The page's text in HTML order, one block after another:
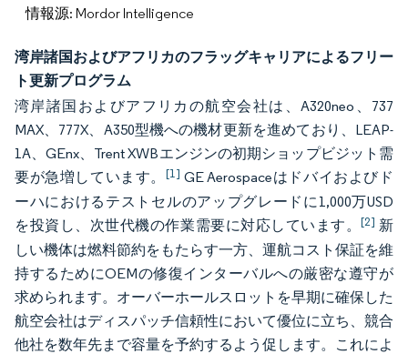
情報源: Mordor Intelligence
湾岸諸国およびアフリカのフラッグキャリアによるフリー
ト更新プログラム
湾岸諸国およびアフリカの航空会社は、A320neo、737
MAX、777X、A350型機への機材更新を進めており、LEAP-
1A、GEnx、Trent XWBエンジンの初期ショップビジット需
要が急増しています。 [1] GE Aerospaceはドバイおよびド
ーハにおけるテストセルのアップグレードに1,000万USD
を投資し、次世代機の作業需要に対応しています。[2] 新
しい機体は燃料節約をもたらす一方、運航コスト保証を維
持するためにOEMの修復インターバルへの厳密な遵守が
求められます。オーバーホールスロットを早期に確保した
航空会社はディスパッチ信頼性において優位に立ち、競合
他社を数年先まで容量を予約するよう促します。これによ